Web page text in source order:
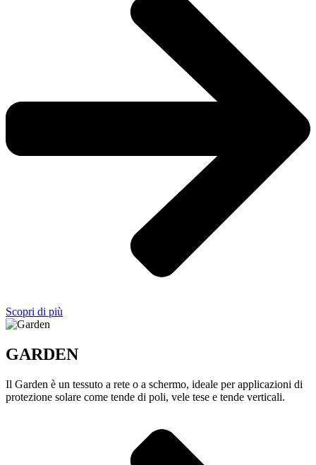
Scopri di più
GARDEN
Il Garden è un tessuto a rete o a schermo, ideale per applicazioni di
protezione solare come tende di poli, vele tese e tende verticali.